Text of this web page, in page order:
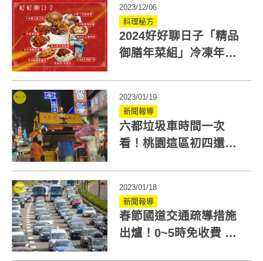
2023/12/06
料理秘方
2024好好聊日子「精品
御膳年菜組」冷凍年菜
2023/01/19
新聞報導
六都垃圾車時間一次
看！桃園這區初四還未
2023/01/18
新聞報導
春節國道交通疏導措施
出爐！0~5時免收費 全